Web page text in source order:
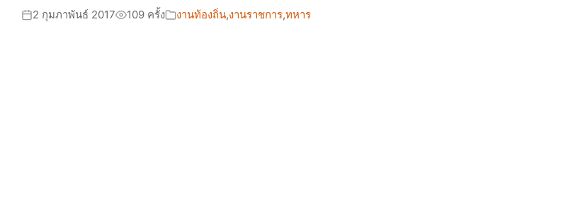
2 กุมภาพันธ์ 2017 109 ครั้ง งานท้องถิ่น,งานราชการ,ทหาร